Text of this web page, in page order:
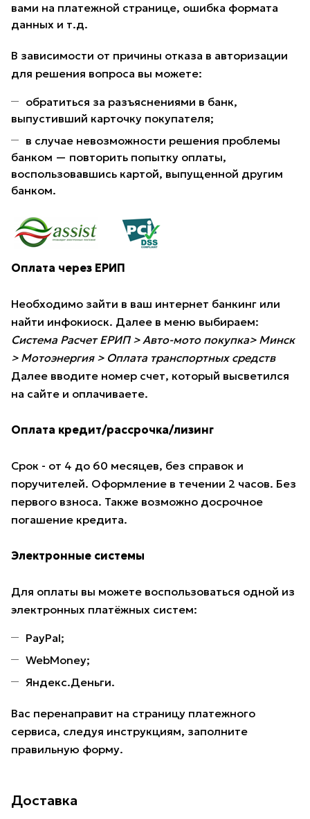
вами на платежной странице, ошибка формата
данных и т.д.
В зависимости от причины отказа в авторизации
для решения вопроса вы можете:
обратиться за разъяснениями в банк,
выпустивший карточку покупателя;
в случае невозможности решения проблемы
банком — повторить попытку оплаты,
воспользовавшись картой, выпущенной другим
банком.
Оплата через ЕРИП
Необходимо зайти в ваш интернет банкинг или
найти инфокиоск. Далее в меню выбираем:
Система Расчет ЕРИП > Авто-мото покупка> Минск
> Мотоэнергия > Оплата транспортных средств
Далее вводите номер счет, который высветился
на сайте и оплачиваете.
Оплата кредит/рассрочка/лизинг
Срок - от 4 до 60 месяцев, без справок и
поручителей. Оформление в течении 2 часов. Без
первого взноса. Также возможно досрочное
погашение кредита.
Электронные системы
Для оплаты вы можете воспользоваться одной из
электронных платёжных систем:
PayPal;
WebMoney;
Яндекс.Деньги.
Вас перенаправит на страницу платежного
сервиса, следуя инструкциям, заполните
правильную форму.
Доставка